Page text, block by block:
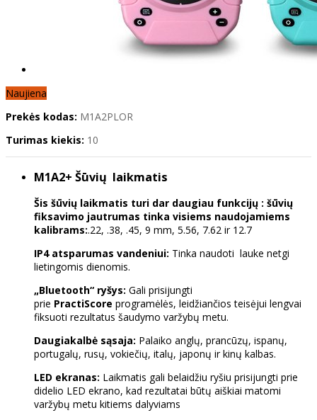
Naujiena
Prekės kodas: M1A2PLOR
Turimas kiekis: 10
M1A2+ Šūvių laikmatis
Šis šūvių laikmatis turi dar daugiau funkcijų : šūvių
fiksavimo jautrumas tinka visiems naudojamiems
kalibrams:.22, .38, .45, 9 mm, 5.56, 7.62 ir 12.7
IP4 atsparumas vandeniui: Tinka naudoti lauke netgi
lietingomis dienomis.
„Bluetooth“ ryšys: Gali prisijungti
prie PractiScore programėlės, leidžiančios teisėjui lengvai
fiksuoti rezultatus šaudymo varžybų metu.
Daugiakalbė sąsaja: Palaiko anglų, prancūzų, ispanų,
portugalų, rusų, vokiečių, italų, japonų ir kinų kalbas.
LED ekranas: Laikmatis gali belaidžiu ryšiu prisijungti prie
didelio LED ekrano, kad rezultatai būtų aiškiai matomi
varžybų metu kitiems dalyviams